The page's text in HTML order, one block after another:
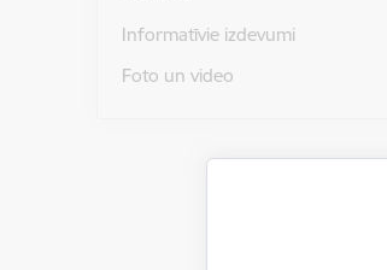
Informatīvie izdevumi
Foto un video